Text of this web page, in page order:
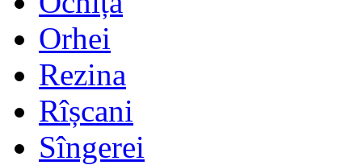
Orhei
Rezina
Rîșcani
Sîngerei